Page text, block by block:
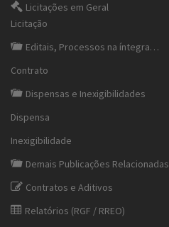
Licitações em Geral
Licitação
Editais, Processos na íntegra…
Contrato
Dispensas e Inexigibilidades
Dispensa
Inexigibilidade
Demais Publicações Relacionadas
Contratos e Aditivos
Relatórios (RGF / RREO)